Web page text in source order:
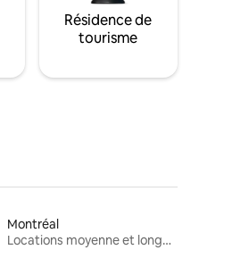
Résidence de
tourisme
Montréal
Locations moyenne et longue durée